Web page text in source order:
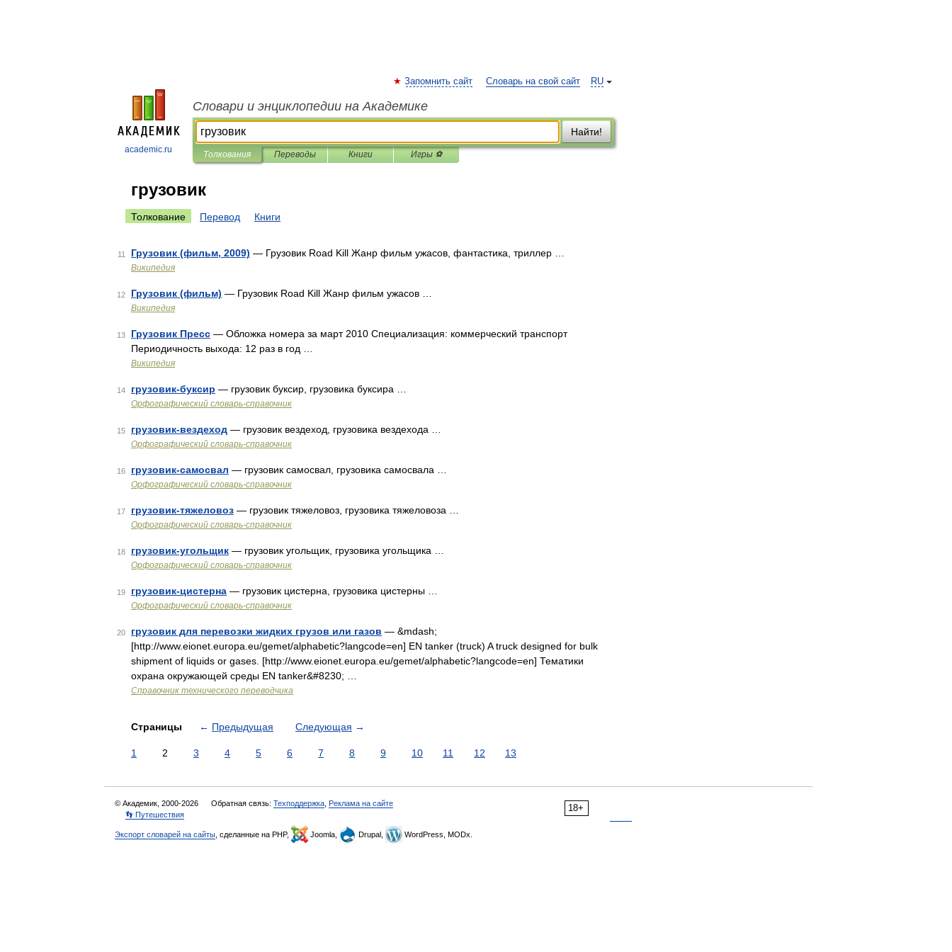
academic.ru
RU
Запомнить сайт Словарь на свой сайт
Словари и энциклопедии на Академике
Найти!
Толкования Переводы Книги Игры ⚽
грузовик
Толкование Перевод Книги
11 Грузовик (фильм, 2009) — Грузовик Road Kill Жанр фильм ужасов, фантастика, триллер …
Википедия
12 Грузовик (фильм) — Грузовик Road Kill Жанр фильм ужасов …
Википедия
13 Грузовик Пресс — Обложка номера за март 2010 Специализация: коммерческий транспорт
Периодичность выхода: 12 раз в год …
Википедия
14 грузовик-буксир — грузовик буксир, грузовика буксира …
Орфографический словарь-справочник
15 грузовик-вездеход — грузовик вездеход, грузовика вездехода …
Орфографический словарь-справочник
16 грузовик-самосвал — грузовик самосвал, грузовика самосвала …
Орфографический словарь-справочник
17 грузовик-тяжеловоз — грузовик тяжеловоз, грузовика тяжеловоза …
Орфографический словарь-справочник
18 грузовик-угольщик — грузовик угольщик, грузовика угольщика …
Орфографический словарь-справочник
19 грузовик-цистерна — грузовик цистерна, грузовика цистерны …
Орфографический словарь-справочник
20 грузовик для перевозки жидких грузов или газов — &mdash;
[http://www.eionet.europa.eu/gemet/alphabetic?langcode=en] EN tanker (truck) A truck designed for bulk
shipment of liquids or gases. [http://www.eionet.europa.eu/gemet/alphabetic?langcode=en] Тематики
охрана окружающей среды EN tanker&#8230; …
Справочник технического переводчика
Страницы ← Предыдущая Следующая →
1 2 3 4 5 6 7 8 9 10 11 12 13
18+
© Академик, 2000-2026 Обратная связь: Техподдержка Реклама на сайте
👣 Путешествия
Экспорт словарей на сайты , сделанные на PHP, Joomla, Drupal, WordPress, MODx.